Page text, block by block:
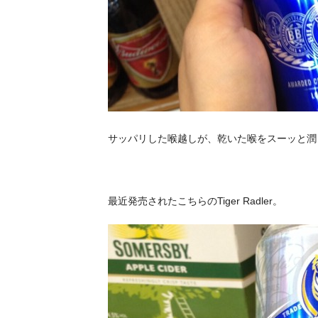
サッパリした喉越しが、乾いた喉をスーッと
最近発売されたこちらのTiger Radler。